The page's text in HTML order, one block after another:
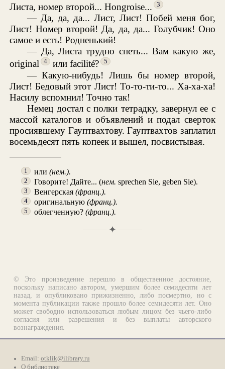
Листа, номер второй... Hongroise...
3
— Да, да, да... Лист, Лист! Побей меня бог,
Лист! Номер второй! Да, да, да... Голубчик! Оно
самое и есть! Родненький!
— Да, Листа трудно спеть... Вам какую же,
original
4 или facilité? 5
— Какую-нибудь! Лишь бы номер второй,
Лист! Бедовый этот Лист! То-то-ти-то... Ха-ха-ха!
Насилу вспомнил! Точно так!
Немец достал с полки тетрадку, завернул ее с
массой каталогов и объявлений и подал сверток
просиявшему Гауптвахтову. Гауптвахтов заплатил
восемьдесят пять копеек и вышел, посвистывая.
1 или(нем.).
2 Говорите! Дайте... (нем. sprechen Sie, geben Sie).
3 Венгерская(франц.).
4 оригинальную(франц.).
5 облегченную?(франц.).
✦
© Это произведение перешло в общественное достояние,
поскольку написано автором, умершим более семидесяти лет
назад, и опубликовано прижизненно, либо посмертно, но с
момента публикации также прошло более семидесяти лет. Оно
может свободно использоваться любым лицом без чьего-либо
согласия или разрешения и без выплаты авторского
вознаграждения.
Email: otklik@ilibrary.ru
О библиотеке